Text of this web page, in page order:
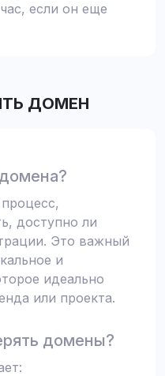
если он еще
ДОМЕН
доступно ли
Это важный
и
идеально
или проекта.
домены?